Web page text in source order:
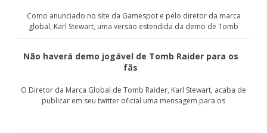
Como anunciado no site da Gamespot e pelo diretor da marca
global, Karl Stewart, uma versão estendida da demo de Tomb
Não haverá demo jogável de Tomb Raider para os
fãs
O Diretor da Marca Global de Tomb Raider, Karl Stewart, acaba de
publicar em seu twitter oficial uma mensagem para os